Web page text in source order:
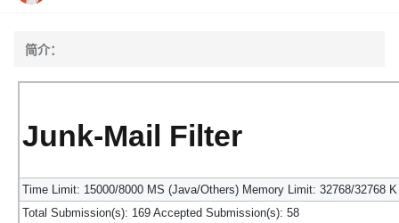
简介：
Junk-Mail Filter
Time Limit: 15000/8000 MS (Java/Others) Memory Limit: 32768/32768
Total Submission(s): 169 Accepted Submission(s): 58